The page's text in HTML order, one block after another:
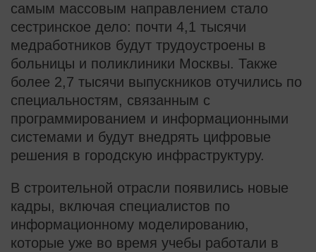
самым массовым направлением стало
сестринское дело: почти 4,1 тысячи
медработников будут трудоустроены в
больницы и поликлиники Москвы. Также
более 2,7 тысячи выпускников отучились по
специальностям, связанным с
программированием и информационными
системами и будут внедрять цифровые
решения в городскую инфраструктуру.
В строительной отрасли появились новые
кадры, включая специалистов по
информационному моделированию,
которые уже во время учебы работали в